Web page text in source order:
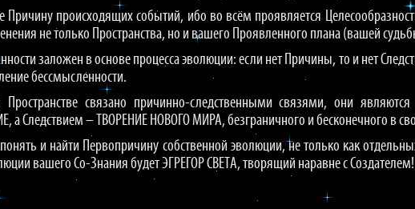
Причину происходящих событий, ибо во всём проявляется
не только Пространства, но и вашего Проявленного плана (вашей
заложен в основе процесса эволюции: если нет Причины, то и нет
бессмысленности.
связано причинно-следственными связями, они
а Следствием – ТВОРЕНИЕ НОВОГО МИРА, безграничного и бесконечного в
и найти Первопричину собственной эволюции, не только как
вашего Со-Знания будет ЭГРЕГОР СВЕТА, творящий наравне с Создателем!